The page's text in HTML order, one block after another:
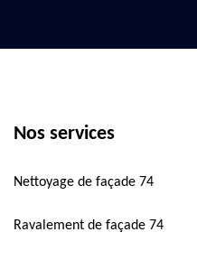
Nos services
Nettoyage de façade 74
Ravalement de façade 74